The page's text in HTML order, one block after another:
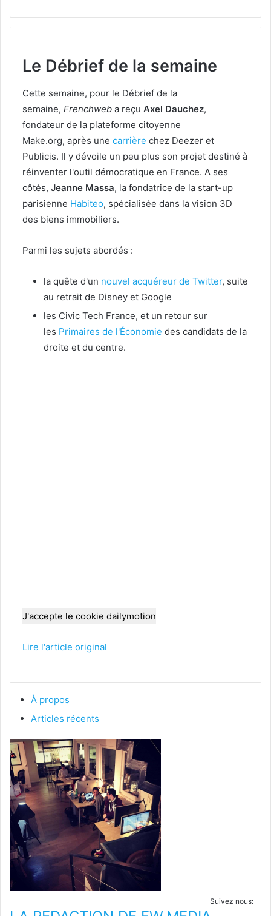
Le Débrief de la semaine
Cette semaine, pour le Débrief de la
semaine, Frenchweb a reçu Axel Dauchez,
fondateur de la plateforme citoyenne
Make.org, après une carrière chez Deezer et
Publicis. Il y dévoile un peu plus son projet destiné à
réinventer l'outil démocratique en France. A ses
côtés, Jeanne Massa, la fondatrice de la start-up
parisienne Habiteo, spécialisée dans la vision 3D
des biens immobiliers.
Parmi les sujets abordés :
la quête d'un nouvel acquéreur de Twitter, suite
au retrait de Disney et Google
les Civic Tech France, et un retour sur
les Primaires de l'Économie des candidats de la
droite et du centre.
J'accepte le cookie dailymotion
Lire l'article original
À propos
Articles récents
Suivez nous: